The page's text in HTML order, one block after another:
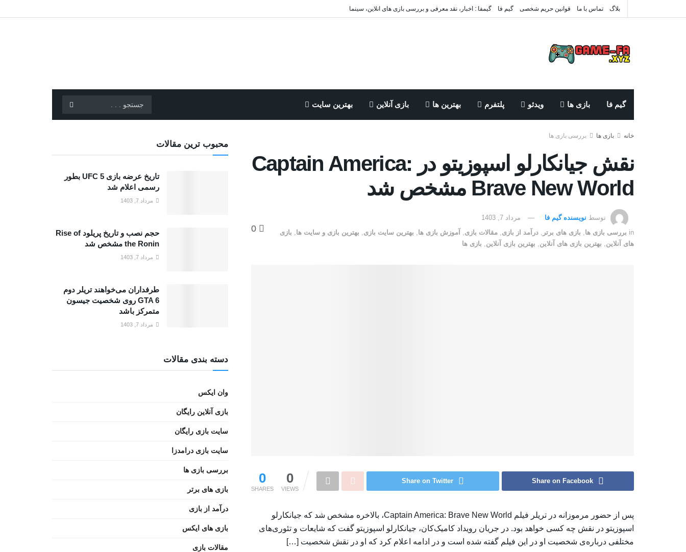
بلاگ تماس با ما قوانین حریم شخصی گیم فا گیمفا : اخبار، نقد معرفی و بررسی بازی های انلاین، سینما
گیم فا بازی ها ویدئو پلتفرم بهترین ها بازی آنلاین بهترین سایت
خانه بازی ها بررسی بازی ها
نقش جیانکارلو اسپوزیتو در Captain America:
Brave New World مشخص شد
توسط نویسنده گیم فا
مرداد 7, 1403
in بررسی بازی ها بازی های برتر درآمد از بازی مقالات بازی آموزش بازی ها بهترین سایت بازی بهترین بازی و سایت ها
بازی
های آنلاین
بهترین بازی های آنلاین بهترین بازی آنلاین بازی ها
0
SHARES
0
VIEWS
Share on Facebook
Share on Twitter
پس از حضور مرموزانه در تریلر فیلم Captain America: Brave New World، بالاخره مشخص شد که جیانکارلو
اسپوزیتو در نقش چه کسی خواهد بود. در جریان رویداد کامیک‌کان، جیانکارلو اسپوزیتو گفت که شایعات و تئوری‌های
مختلفی درباره‌ی شخصیت او در این فیلم گفته شده است و در ادامه اعلام کرد که او در نقش شخصیت […]
محبوب ترین مقالات
تاریخ عرضه بازی UFC 5 بطور
رسمی اعلام شد
مرداد 7, 1403
حجم نصب و تاریخ پریلود Rise of
the Ronin مشخص شد
مرداد 7, 1403
طرفداران می‌خواهند تریلر دوم
GTA 6 روی شخصیت جیسون
متمرکز باشد
مرداد 7, 1403
دسته بندی مقالات
وان ایکس
بازی آنلاین رایگان
سایت بازی رایگان
سایت بازی درامدزا
بررسی بازی ها
بازی های برتر
درآمد از بازی
بازی های ایکس
مقالات بازی